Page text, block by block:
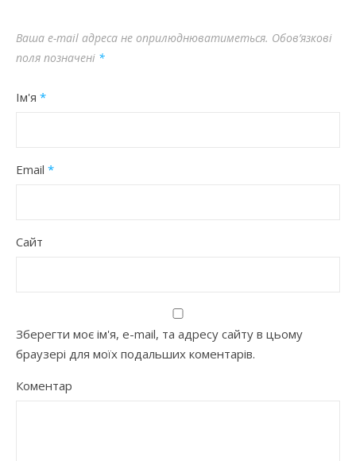
Ваша e-mail адреса не оприлюднюватиметься. Обов’язкові
поля позначені *
Ім'я *
Email *
Сайт
Зберегти моє ім'я, e-mail, та адресу сайту в цьому
браузері для моїх подальших коментарів.
Коментар